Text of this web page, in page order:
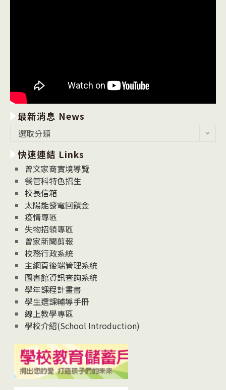
最新消息 News
消
息
News
選取分類
快速連結 Links
曾文家商實境導覽
餐管科特色招生
校長信箱
太陽能發電回饋金
疫情專區
失物招領專區
曾家新聞剪報
校務行政系統
主網頁後端管理系統
圖書館資訊查詢系統
學年課程計畫書
學生選課輔導手冊
線上教學專區
學校介紹(School Introduction)